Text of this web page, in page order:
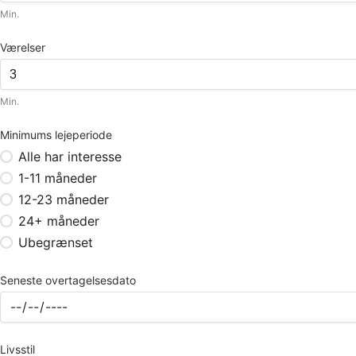
Min.
Værelser
Min.
Minimums lejeperiode
Alle har interesse
1-11 måneder
12-23 måneder
24+ måneder
Ubegrænset
Seneste overtagelsesdato
Livsstil